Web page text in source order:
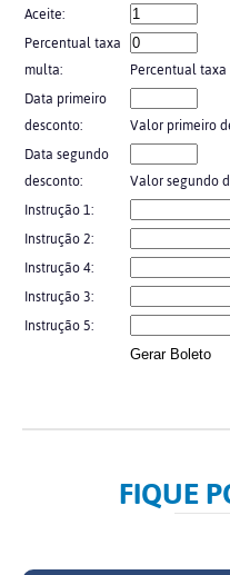
Aceite:
Percentual taxa
multa:
Percentual
Data primeiro
desconto:
Valor primeiro
Data segundo
desconto:
Valor segundo
Instrução 1:
Instrução 2:
Instrução 4:
Instrução 3:
Instrução 5:
Gerar Boleto
FIQUE